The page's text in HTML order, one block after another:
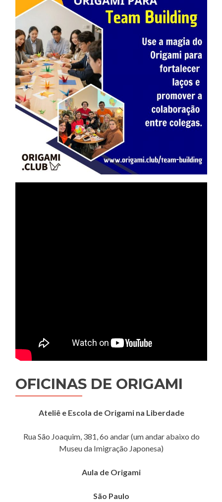
OFICINAS DE ORIGAMI
Ateliê e Escola de Origami na Liberdade
Rua São Joaquim, 381, 6o andar (um andar abaixo do
Museu da Imigração Japonesa)
Aula de Origami
São Paulo